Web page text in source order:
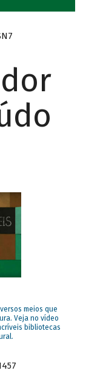
meios que
Veja no vídeo
bibliotecas